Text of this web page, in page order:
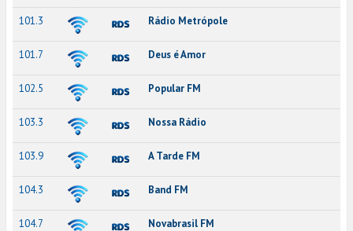
101.3 Rádio Metrópole
101.7 Deus é Amor
102.5 Popular FM
103.3 Nossa Rádio
103.9 A Tarde FM
104.3 Band FM
104.7 Novabrasil FM